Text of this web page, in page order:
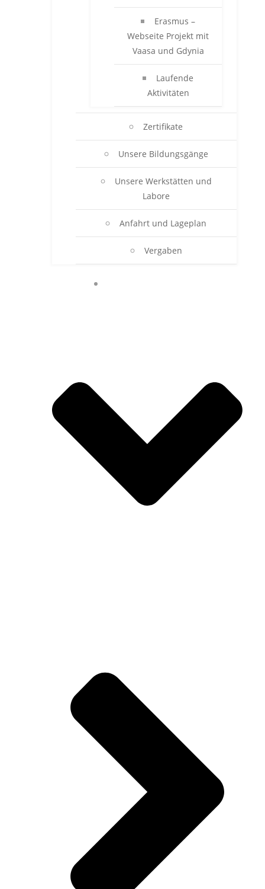
Erasmus –
Webseite Projekt mit
Vaasa und Gdynia
Laufende
Aktivitäten
Zertifikate
Unsere Bildungsgänge
Unsere Werkstätten und
Labore
Anfahrt und Lageplan
Vergaben